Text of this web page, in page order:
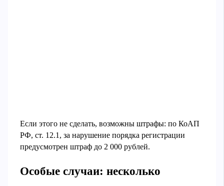
Если этого не сделать, возможны штрафы: по КоАП
РФ, ст. 12.1, за нарушение порядка регистрации
предусмотрен штраф до 2 000 рублей.
Особые случаи: несколько